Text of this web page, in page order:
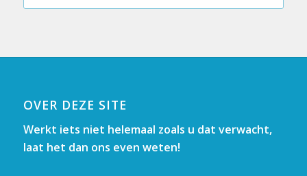
OVER DEZE SITE
Werkt iets niet helemaal zoals u dat verwacht,
laat het dan ons even weten!